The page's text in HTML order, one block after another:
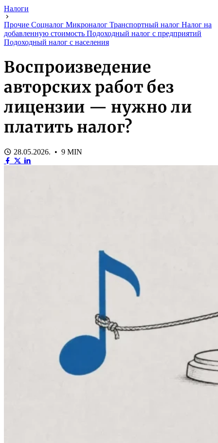
Налоги
Прочие Соцналог Микроналог Транспортный налог Налог на
добавленную стоимость Подоходный налог с предприятий
Подоходный налог с населения
Воспроизведение
авторских работ без
лицензии — нужно ли
платить налог?
28.05.2026. • 9 MIN